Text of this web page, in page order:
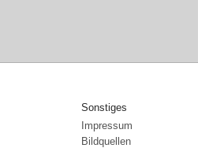
Sonstiges
Impressum
Bildquellen